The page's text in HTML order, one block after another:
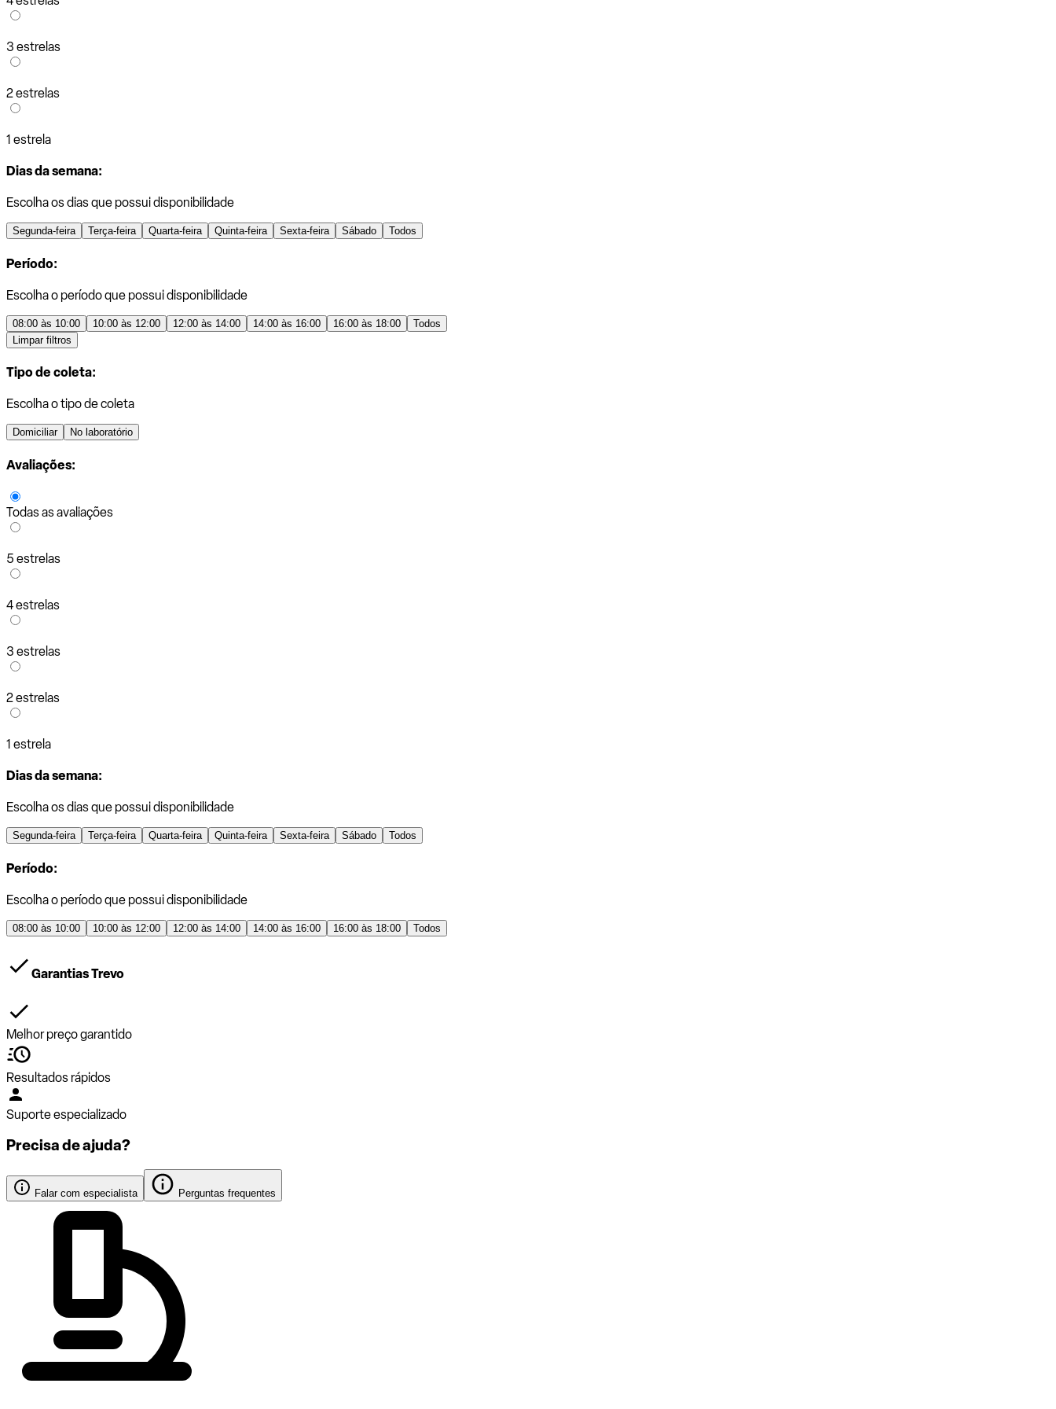
3 estrelas
2 estrelas
1 estrela
Dias da semana:
Escolha os dias que possui disponibilidade
Segunda-feira Terça-feira Quarta-feira Quinta-feira Sexta-feira Sábado Todos
Período:
Escolha o período que possui disponibilidade
08:00 às 10:00 10:00 às 12:00 12:00 às 14:00 14:00 às 16:00 16:00 às 18:00
Todos
Limpar filtros
Tipo de coleta:
Escolha o tipo de coleta
Domiciliar No laboratório
Avaliações:
Todas as avaliações
5 estrelas
4 estrelas
3 estrelas
2 estrelas
1 estrela
Dias da semana:
Escolha os dias que possui disponibilidade
Segunda-feira Terça-feira Quarta-feira Quinta-feira Sexta-feira Sábado Todos
Período:
Escolha o período que possui disponibilidade
08:00 às 10:00 10:00 às 12:00 12:00 às 14:00 14:00 às 16:00 16:00 às 18:00 Todos
Garantias Trevo
Melhor preço garantido
Resultados rápidos
Suporte especializado
Precisa de ajuda?
Falar com especialista Perguntas frequentes